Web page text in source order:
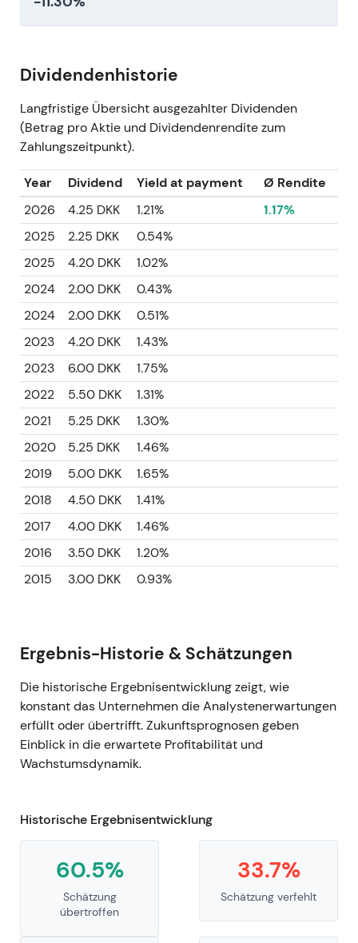
Dividendenhistorie
Langfristige Übersicht ausgezahlter Dividenden
(Betrag pro Aktie und Dividendenrendite zum
Zahlungszeitpunkt).
Year Dividend Yield at payment
Ø Rendite
2026
4.25 DKK 1.21%
1.17%
2025
2.25 DKK
0.54%
2025
4.20 DKK
1.02%
2024
2.00 DKK
0.43%
2024
2.00 DKK
0.51%
2023
4.20 DKK
1.43%
2023
6.00 DKK
1.75%
2022
5.50 DKK
1.31%
2021
5.25 DKK
1.30%
2020
5.25 DKK
1.46%
2019
5.00 DKK
1.65%
2018
4.50 DKK
1.41%
2017
4.00 DKK
1.46%
2016
3.50 DKK
1.20%
2015
3.00 DKK 0.93%
Ergebnis-Historie & Schätzungen
Die historische Ergebnisentwicklung zeigt, wie
konstant das Unternehmen die Analystenerwartungen
erfüllt oder übertrifft. Zukunftsprognosen geben
Einblick in die erwartete Profitabilität und
Wachstumsdynamik.
Historische Ergebnisentwicklung
60.5%
Schätzung
übertroffen
33.7%
Schätzung verfehlt